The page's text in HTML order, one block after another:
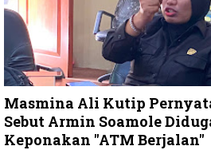
Masmina Ali Kutip
Sebut Armin Soamole
Keponakan "ATM Berjalan"